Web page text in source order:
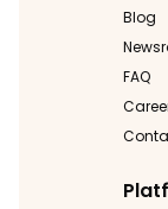
Blog
FAQ